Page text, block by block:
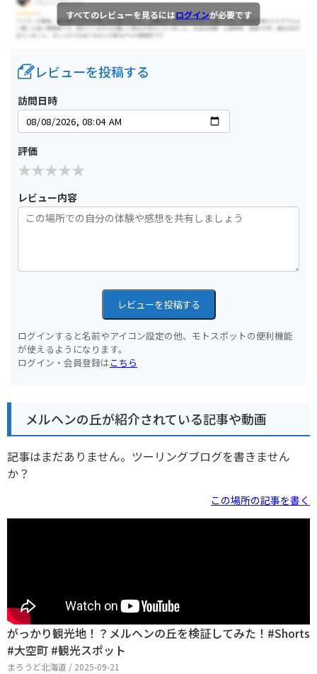
すべてのレビューを見るにはログインが必要です
レビューを投稿する
訪問日時
評価
レビュー内容
レビューを投稿する
ログインすると名前やアイコン設定の他、モトスポットの便利機能
が使えるようになります。
ログイン・会員登録はこちら
メルヘンの丘が紹介されている記事や動画
記事はまだありません。ツーリングブログを書きません
か？
この場所の記事を書く
がっかり観光地！？メルヘンの丘を検証してみた！#Shorts
#大空町 #観光スポット
まろうど北海道 / 2025-09-21